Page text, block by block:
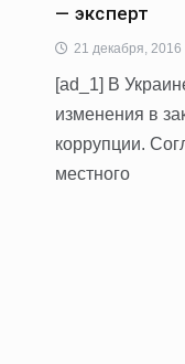
— эксперт
21 декабря, 2016
[ad_1] В
изменения в
коррупции.
местного